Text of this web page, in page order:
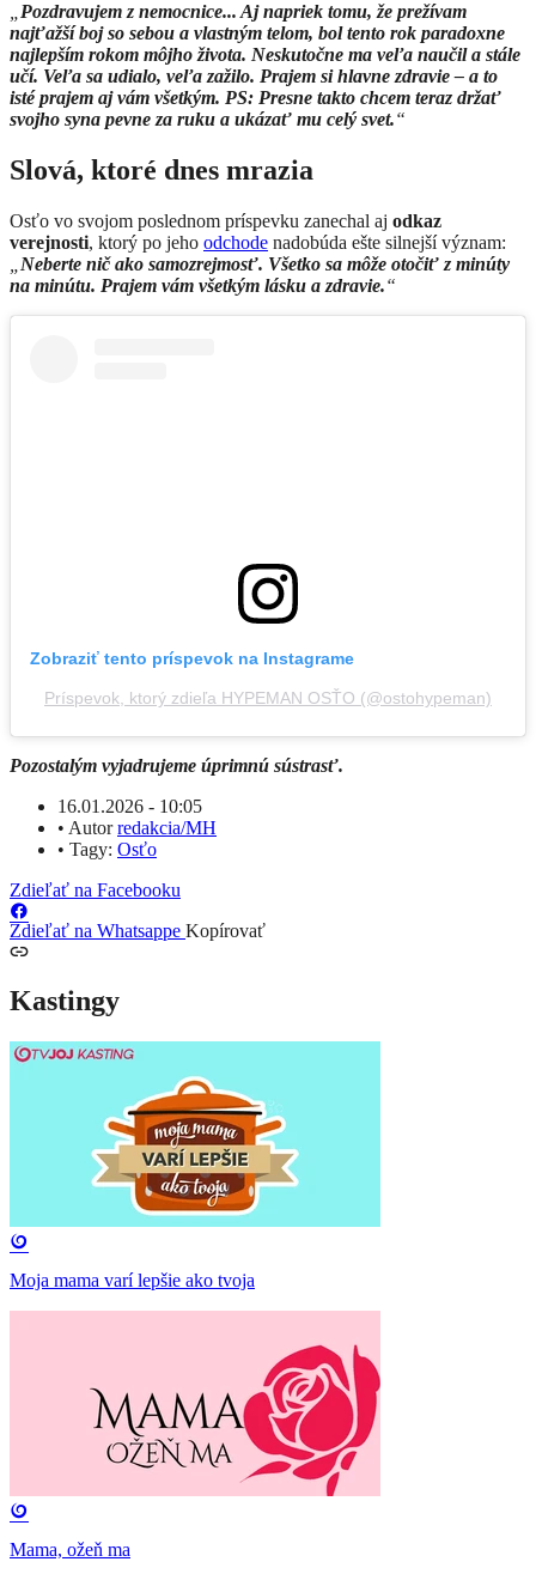
Pozdravujem z nemocnice... Aj napriek tomu, že prežívam
najťažší boj so sebou a vlastným telom, bol tento rok paradoxne
najlepším rokom môjho života. Neskutočne ma veľa naučil a stále
učí. Veľa sa udialo, veľa zažilo. Prajem si hlavne zdravie – a to
isté prajem aj vám všetkým. PS: Presne takto chcem teraz držať
svojho syna pevne za ruku a ukázať mu celý svet.“
Slová, ktoré dnes mrazia
Osťo vo svojom poslednom príspevku zanechal aj odkaz
verejnosti, ktorý po jeho odchode nadobúda ešte silnejší význam:
Neberte nič ako samozrejmosť. Všetko sa môže otočiť z minúty
na minútu. Prajem vám všetkým lásku a zdravie.“
Zobraziť tento príspevok na Instagrame
Príspevok, ktorý zdieľa HYPEMAN OSŤO (@ostohypeman)
Pozostalým vyjadrujeme úprimnú sústrasť.
16.01.2026 - 10:05
• Autorredakcia/MH
• Tagy: Osťo
Zdieľať na Facebooku
Zdieľať na Whatsappe Kopírovať
Kastingy
Moja mama varí lepšie ako tvoja
Mama, ožeň ma